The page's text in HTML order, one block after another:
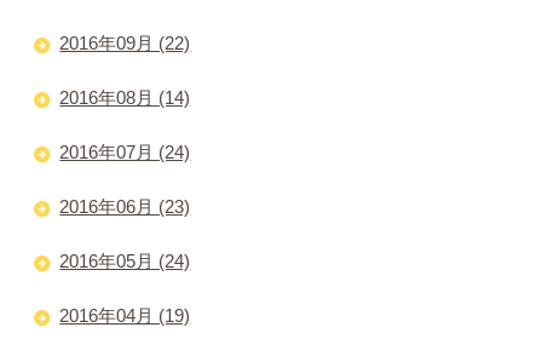
2016年09月 (22)
2016年08月 (14)
2016年07月 (24)
2016年06月 (23)
2016年05月 (24)
2016年04月 (19)